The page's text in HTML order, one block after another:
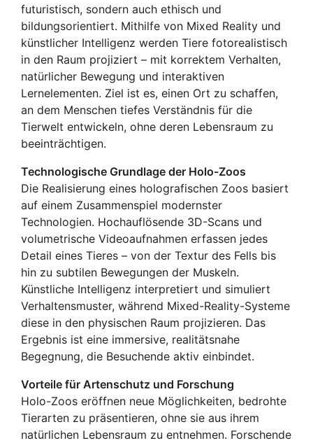
futuristisch, sondern auch ethisch und
bildungsorientiert. Mithilfe von Mixed Reality und
künstlicher Intelligenz werden Tiere fotorealistisch
in den Raum projiziert – mit korrektem Verhalten,
natürlicher Bewegung und interaktiven
Lernelementen. Ziel ist es, einen Ort zu schaffen,
an dem Menschen tiefes Verständnis für die
Tierwelt entwickeln, ohne deren Lebensraum zu
beeinträchtigen.
Technologische Grundlage der Holo-Zoos
Die Realisierung eines holografischen Zoos basiert
auf einem Zusammenspiel modernster
Technologien. Hochauflösende 3D-Scans und
volumetrische Videoaufnahmen erfassen jedes
Detail eines Tieres – von der Textur des Fells bis
hin zu subtilen Bewegungen der Muskeln.
Künstliche Intelligenz interpretiert und simuliert
Verhaltensmuster, während Mixed-Reality-Systeme
diese in den physischen Raum projizieren. Das
Ergebnis ist eine immersive, realitätsnahe
Begegnung, die Besuchende aktiv einbindet.
Vorteile für Artenschutz und Forschung
Holo-Zoos eröffnen neue Möglichkeiten, bedrohte
Tierarten zu präsentieren, ohne sie aus ihrem
natürlichen Lebensraum zu entnehmen. Forschende